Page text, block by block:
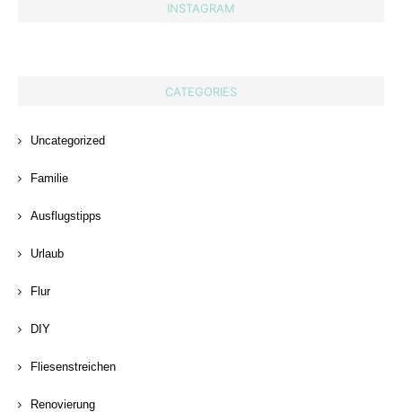
INSTAGRAM
CATEGORIES
Uncategorized
Familie
Ausflugstipps
Urlaub
Flur
DIY
Fliesenstreichen
Renovierung